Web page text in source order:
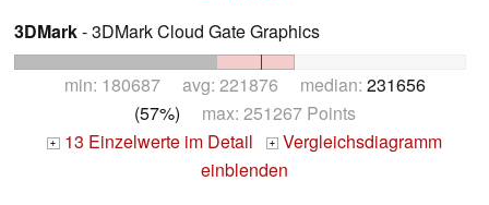
3DMark- 3DMark Cloud Gate Graphics
min: 180687 avg: 221876 median: 231656
(57%) max: 251267 Points
+ 13 Einzelwerte im Detail +
Vergleichsdiagramm
einblenden